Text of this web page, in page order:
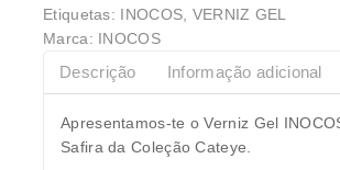
Etiquetas: INOCOS VERNIZ GEL
Marca: INOCOS
Descrição Informação adicional
Apresentamos-te o Verniz Gel
Safira da Coleção Cateye.